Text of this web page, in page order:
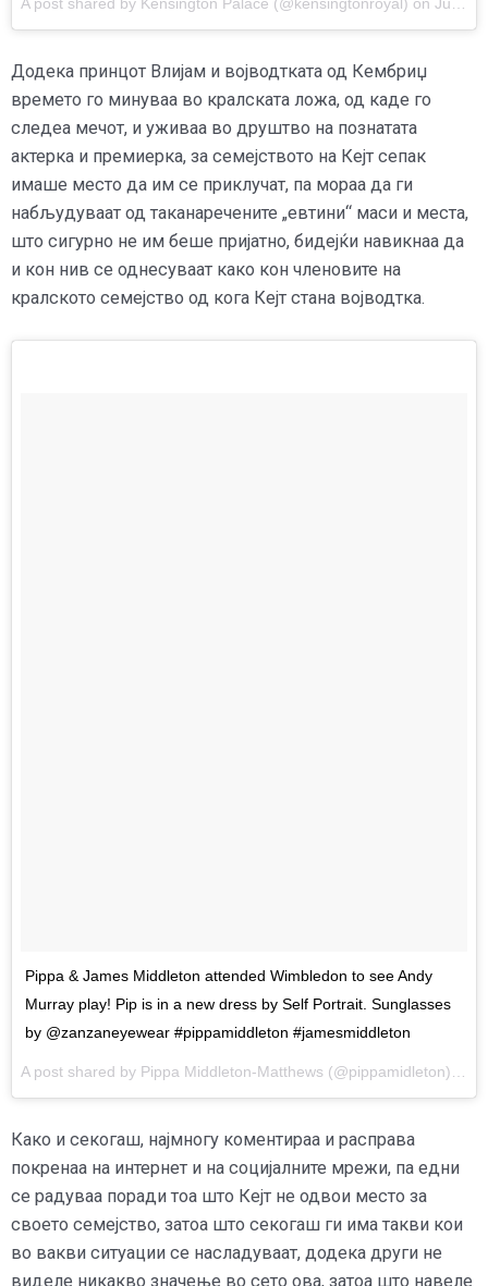
Додека принцот Влијам и војводтката од Кембриџ
времето го минуваа во кралската ложа, од каде го
следеа мечот, и уживаа во друштво на познатата
актерка и премиерка, за семејството на Кејт сепак
имаше место да им се приклучат, па мораа да ги
набљудуваат од таканаречените „евтини“ маси и места,
што сигурно не им беше пријатно, бидејќи навикнаа да
и кон нив се однесуваат како кон членовите на
кралското семејство од кога Кејт стана војводтка.
Pippa & James Middleton attended Wimbledon to see Andy
Murray play! Pip is in a new dress by Self Portrait. Sunglasses
by @zanzaneyewear #pippamiddleton #jamesmiddleton
Како и секогаш, најмногу коментираа и расправа
покренаа на интернет и на социјалните мрежи, па едни
се радуваа поради тоа што Кејт не одвои место за
своето семејство, затоа што секогаш ги има такви кои
во вакви ситуации се насладуваат, додека други не
виделе никакво значење во сето ова, затоа што навеле